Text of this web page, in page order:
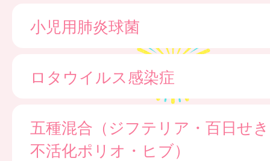
小児用肺炎球菌
ロタウイルス感染症
五種混合（ジフテリア・百日せ
不活化ポリオ・ヒブ）